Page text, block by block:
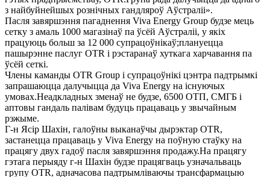
з найбуйнейшых рознічных гандляроў Аўстраліі».
Пасля завяршэння пагаднення Viva Energy Group будзе мець
сетку з амаль 1000 магазінаў па ўсёй Аўстраліі, у якіх
працуюць больш за 12 000 супрацоўнікаў;плануецца
пашырэнне паслуг OTR і рэстаранаў хуткага харчавання па
ўсёй сеткі.
Члены каманды OTR Group і супрацоўнікі цэнтра падтрымкі
запрашаюцца далучыцца да Viva Energy на існуючых
умовах.Неадкладных зменаў не будзе, 6500 ОТП, СМГБ і
аптовы гандаль палівам будуць працаваць у звычайным
рэжыме.
Г-н Ясір Шахін, галоўны выканаўчы дырэктар OTR,
застанецца працаваць у Viva Energy на поўную стаўку на
працягу двух гадоў пасля завяршэння продажу.На працягу
гэтага перыяду г-н Шахін будзе працягваць узначальваць
групу OTR, адначасова падтрымліваючы трансфармацыю